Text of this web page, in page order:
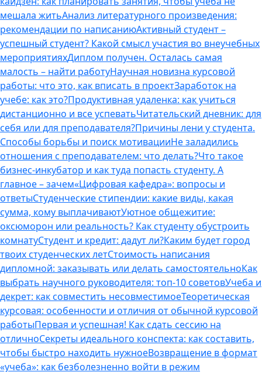
мешала житьАнализ литературного произведения:
рекомендации по написаниюАктивный студент –
успешный студент? Какой смысл участия во внеучебных
мероприятияхДиплом получен. Осталась самая
малость – найти работуНаучная новизна курсовой
работы: что это, как вписать в проектЗаработок на
учебе: как это?Продуктивная удаленка: как учиться
дистанционно и все успеватьЧитательский дневник: для
себя или для преподавателя?Причины лени у студента.
Способы борьбы и поиск мотивацииНе заладились
отношения с преподавателем: что делать?Что такое
бизнес-инкубатор и как туда попасть студенту. А
главное – зачем«Цифровая кафедра»: вопросы и
ответыСтуденческие стипендии: какие виды, какая
сумма, кому выплачиваютУютное общежитие:
оксюморон или реальность? Как студенту обустроить
комнатуСтудент и кредит: дадут ли?Каким будет город
твоих студенческих летСтоимость написания
дипломной: заказывать или делать самостоятельноКак
выбрать научного руководителя: топ-10 советовУчеба и
декрет: как совместить несовместимоеТеоретическая
курсовая: особенности и отличия от обычной курсовой
работыПервая и успешная! Как сдать сессию на
отличноСекреты идеального конспекта: как составить,
чтобы быстро находить нужноеВозвращение в формат
«учеба»: как безболезненно войти в режим